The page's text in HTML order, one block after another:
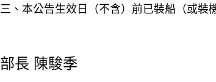
三、本公告生效日（不含）前已裝船（或裝
部長 陳駿季